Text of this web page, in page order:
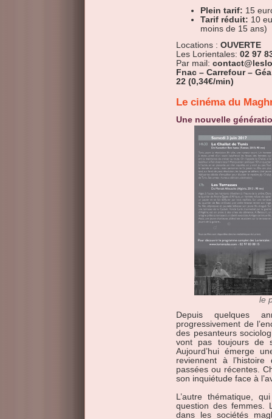
Plein tarif: 15
Tarif réduit: 10
moins de 15 ans)
Locations : OUVERTE
Les Lorientales: 02 97
Par mail:
Fnac – Carrefour –
22 (0,34€/min)
Le cinéma du
Une nouvelle
le
Depuis quelques
progressivement de
des pesanteurs
vont pas toujours de
Aujourd’hui émerge
reviennent à
passées ou récentes.
son inquiétude face à
L’autre thématique,
question des femmes.
dans les sociétés